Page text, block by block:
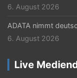
6. August 2026
ADATA nimmt
6. August 2026
Live